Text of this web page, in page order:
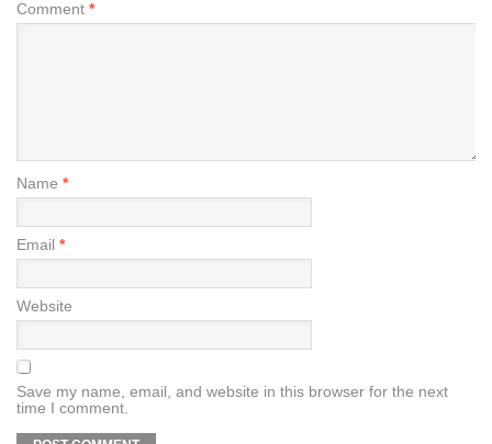
Comment *
Name *
Email *
Website
Save my name, email, and website in this browser for the next
time I comment.